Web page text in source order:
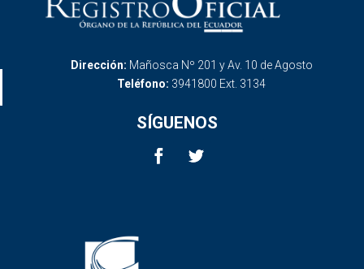
Dirección: Mañosca Nº 201 y Av. 10 de Agosto
Teléfono: 3941800 Ext. 3134
SÍGUENOS